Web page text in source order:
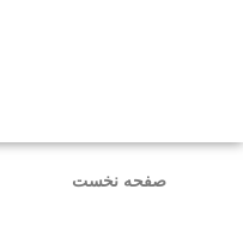
صفحه نخست